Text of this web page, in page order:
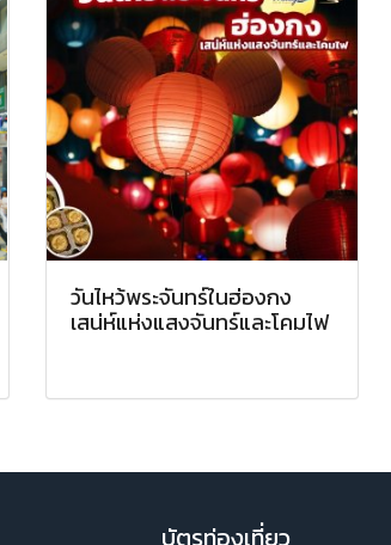
วันไหว้พระจันทร์ในฮ่องกง
เสน่ห์แห่งแสงจันทร์และโคมไฟ
บัตรท่องเที่ยว